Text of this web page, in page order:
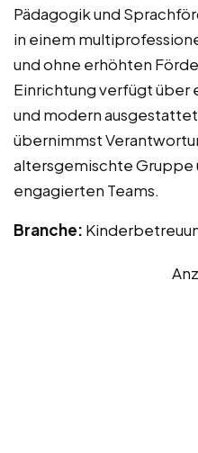
Pädagogik und
in einem
und ohne erhöhten
Einrichtung verfügt über
und modern
übernimmst
altersgemischte Gruppe
engagierten Teams.
Branche: